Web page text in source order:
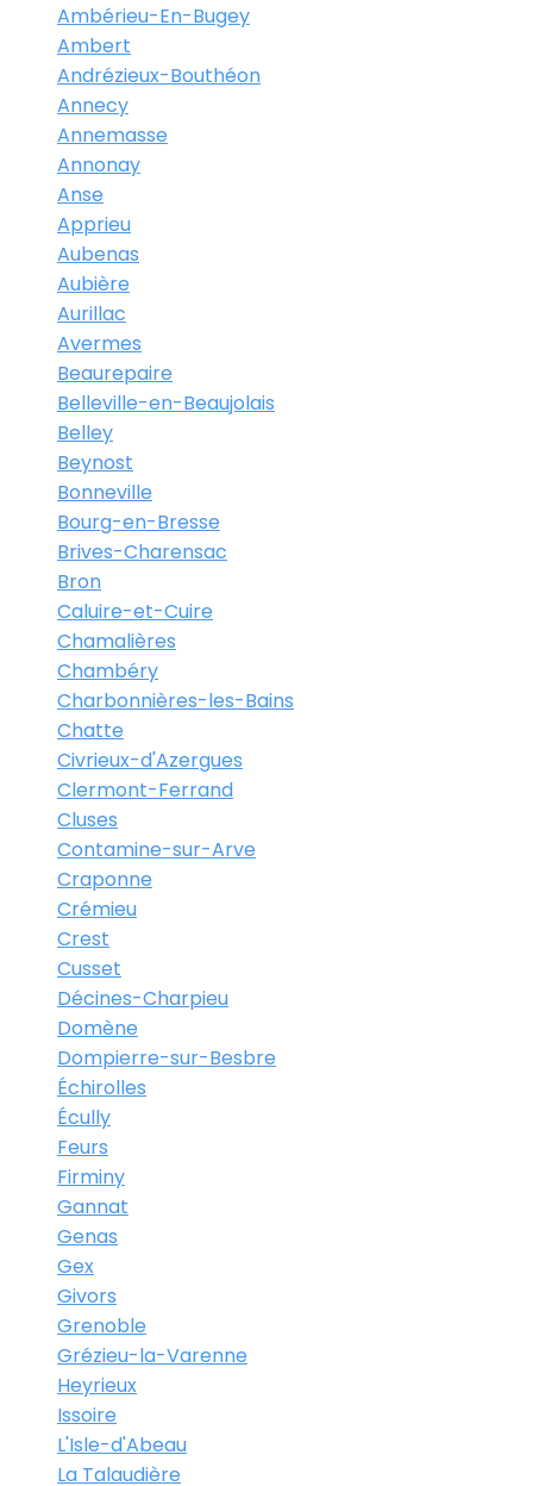
Ambérieu-En-Bugey
Ambert
Andrézieux-Bouthéon
Annecy
Annemasse
Annonay
Anse
Apprieu
Aubenas
Aubière
Aurillac
Avermes
Beaurepaire
Belleville-en-Beaujolais
Belley
Beynost
Bonneville
Bourg-en-Bresse
Brives-Charensac
Bron
Caluire-et-Cuire
Chamalières
Chambéry
Charbonnières-les-Bains
Chatte
Civrieux-d'Azergues
Clermont-Ferrand
Cluses
Contamine-sur-Arve
Craponne
Crémieu
Crest
Cusset
Décines-Charpieu
Domène
Dompierre-sur-Besbre
Échirolles
Écully
Feurs
Firminy
Gannat
Genas
Gex
Givors
Grenoble
Grézieu-la-Varenne
Heyrieux
Issoire
L'Isle-d'Abeau
La Talaudière